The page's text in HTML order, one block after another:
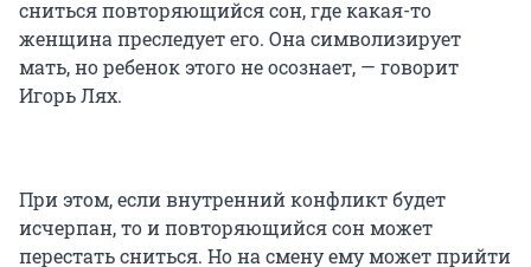
сниться повторяющийся сон, где какая-то
женщина преследует его. Она символизирует
мать, но ребенок этого не осознает, — говорит
Игорь Лях.
При этом, если внутренний конфликт будет
исчерпан, то и повторяющийся сон может
перестать сниться. Но на смену ему может прийти